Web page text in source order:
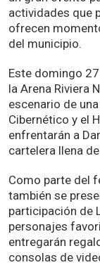
actividades que
ofrecen
del municipio.
Este domingo
la Arena Riviera
escenario de
Cibernético y el
enfrentarán a
cartelera llena
Como parte del
también se
participación de
personajes
entregarán
consolas de